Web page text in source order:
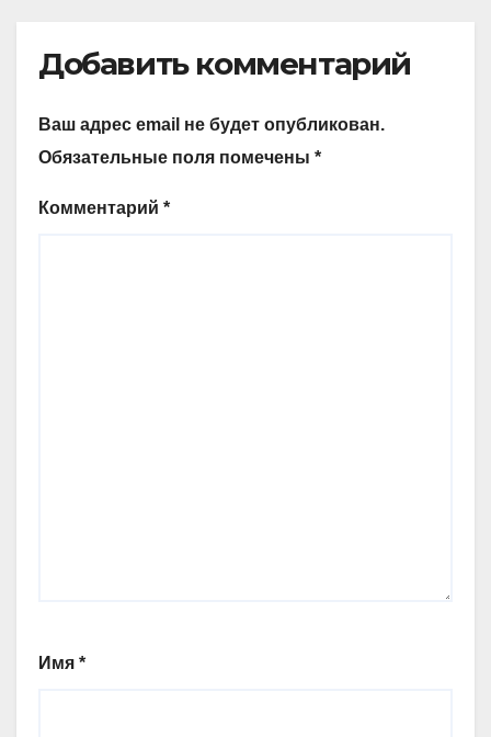
Добавить комментарий
Ваш адрес email не будет опубликован.
Обязательные поля помечены *
Комментарий *
Имя *